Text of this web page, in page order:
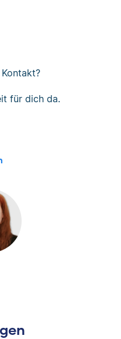
für dich da.